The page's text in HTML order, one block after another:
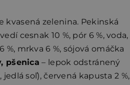
kvasená zelenina. Pekinská
cesnak 10 %, pór 6 %, voda,
%, mrkva 6 %, sójová omáčka
pšenica – lepok odstránený
soľ), červená kapusta 2 %,